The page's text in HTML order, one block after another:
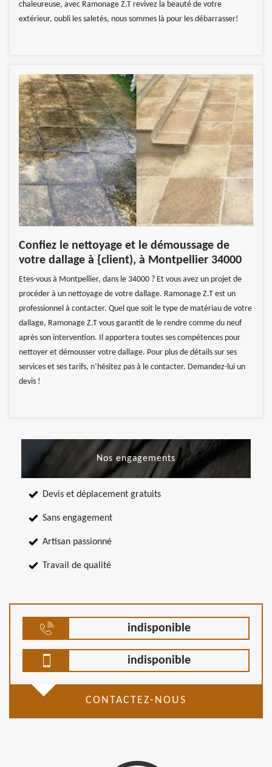
chaleureuse, avec Ramonage Z.T revivez la beauté de votre
extérieur, oubli les saletés, nous sommes là pour les débarrasser!
Confiez le nettoyage et le démoussage de
votre dallage à {client), à Montpellier 34000
Etes-vous à Montpellier, dans le 34000 ? Et vous avez un projet de
procéder à un nettoyage de votre dallage. Ramonage Z.T est un
professionnel à contacter. Quel que soit le type de matériau de votre
dallage, Ramonage Z.T vous garantit de le rendre comme du neuf
après son intervention. Il apportera toutes ses compétences pour
nettoyer et démousser votre dallage. Pour plus de détails sur ses
services et ses tarifs, n’hésitez pas à le contacter. Demandez-lui un
devis !
Nos engagements
Devis et déplacement gratuits
Sans engagement
Artisan passionné
Travail de qualité
indisponible
indisponible
CONTACTEZ-NOUS